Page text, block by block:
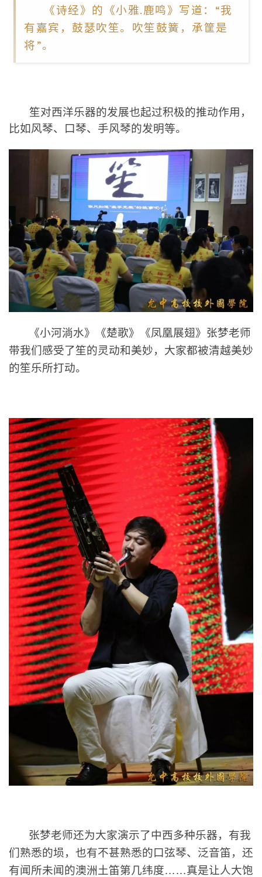
《诗经》的《小雅.鹿鸣》写道：“我
有嘉宾，鼓瑟吹笙。吹笙鼓簧，承筐是
将”。
笙对西洋乐器的发展也起过积极的推动作用，
比如风琴、 口琴、 手风琴的发明等。
《小河淌水》《楚歌》 《凤凰展翅》 张梦老师
带我们感受了笙的灵动和美妙，大家都被清越美妙
的笙乐所打动。
张梦老师还为大家演示了中西多种乐器，有我
们熟悉的埙，也有不甚熟悉的口弦琴、泛音笛， 还
有闻所未闻的澳洲土笛第几纬度……真是让人大饱